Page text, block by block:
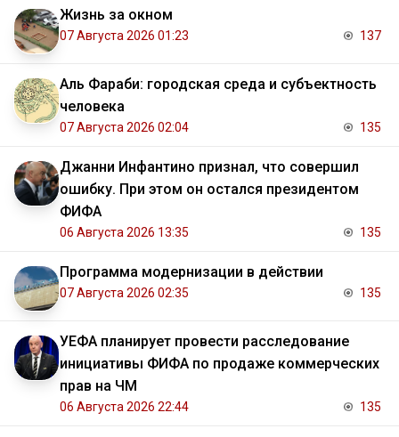
Жизнь за окном
07 Августа 2026 01:23 137
Аль Фараби: городская среда и субъектность
человека
07 Августа 2026 02:04 135
Джанни Инфантино признал, что совершил
ошибку. При этом он остался президентом
ФИФА
06 Августа 2026 13:35 135
Программа модернизации в действии
07 Августа 2026 02:35 135
УЕФА планирует провести расследование
инициативы ФИФА по продаже коммерческих
прав на ЧМ
06 Августа 2026 22:44 135